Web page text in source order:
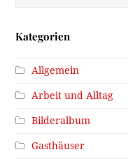
Kategorien
Allgemein
Arbeit und Alltag
Bilderalbum
Gasthäuser